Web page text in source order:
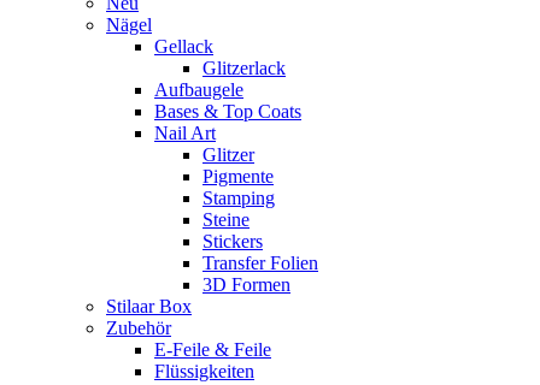
Nägel
Gellack
Glitzerlack
Aufbaugele
Bases & Top Coats
Nail Art
Glitzer
Pigmente
Stamping
Steine
Stickers
Transfer Folien
3D Formen
Stilaar Box
Zubehör
E-Feile & Feile
Flüssigkeiten